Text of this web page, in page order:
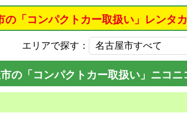
の「コンパクトカー取扱い」レンタ
エリアで探す：
の「コンパクトカー取扱い」ニコ